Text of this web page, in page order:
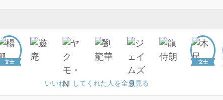
文士 文士
いいね！してくれた人を全員見る